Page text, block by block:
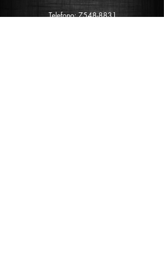
Telefono:7548-8831